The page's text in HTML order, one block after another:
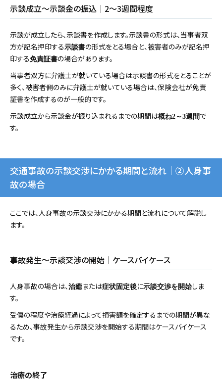
示談成立～示談金の振込｜2～3週間程度
示談が成立したら、示談書を作成します。示談書の形式は、当事者双
方が記名押印する示談書の形式をとる場合と、被害者のみが記名押
印する免責証書の場合があります。
当事者双方に弁護士が就いている場合は示談書の形式をとることが
多く、被害者側のみに弁護士が就いている場合は、保険会社が免責
証書を作成するのが一般的です。
示談成立から示談金が振り込まれるまでの期間は概ね2～3週間 で
す。
交通事故の示談交渉にかかる期間と流れ｜②人身事
故の場合
ここでは、人身事故の示談交渉にかかる期間と流れについて解説し
ます。
事故発生～示談交渉の開始｜ケースバイケース
人身事故の場合は、治癒または症状固定後に示談交渉を開始しま
す。
受傷の程度や治療経過によって損害額を確定するまでの期間が異な
るため、事故発生から示談交渉を開始する期間はケースバイケース
です。
治療の終了